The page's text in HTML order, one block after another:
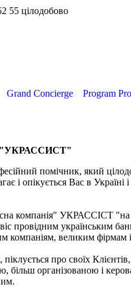
55
Grand Concierge Program
"УКРАССИСТ"
помічник, який
і опікується Вас в Україні
компанія" УКРАССІСТ
провідним українським
компаніям, великим фірмам і
про своїх
більш організованою і